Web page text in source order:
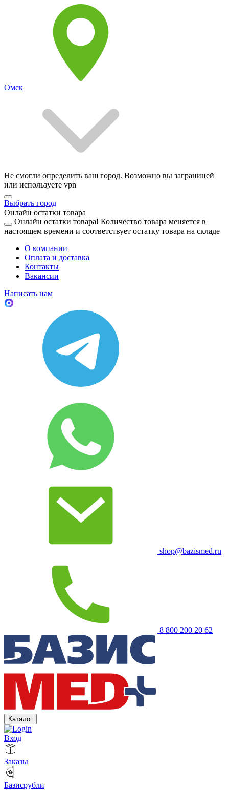
Омск
Не смогли определить ваш город. Возможно вы заграницей
или используете vpn
Выбрать город
Онлайн остатки товара
Онлайн остатки товара! Количество товара меняется в
настоящем времени и соответствует остатку товара на складе
О компании
Оплата и доставка
Контакты
Вакансии
Написать нам
shop@bazismed.ru
8 800 200 20 62
Каталог
Вход
Заказы
Базисрубли